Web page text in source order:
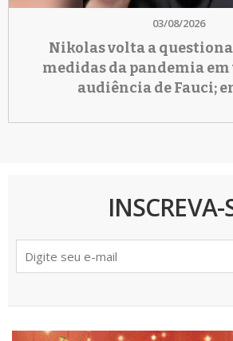
03/08/2026
Nikolas volta a
medidas da pandemia em
audiência de Fauci;
INSCREVA-